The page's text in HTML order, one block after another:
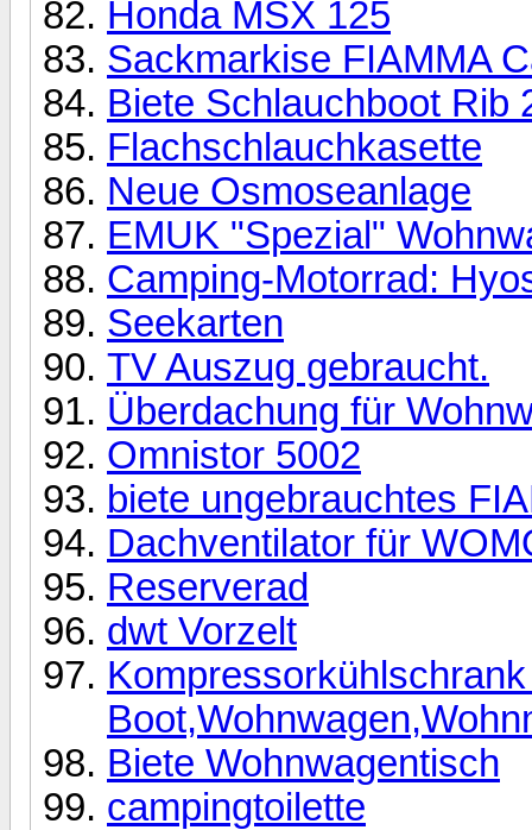
Honda MSX 125
Sackmarkise FIAMMA
Biete Schlauchboot Rib
Flachschlauchkasette
Neue Osmoseanlage
EMUK "Spezial"
Camping-Motorrad:
Seekarten
TV Auszug gebraucht.
Überdachung für
Omnistor 5002
biete ungebrauchtes
Dachventilator für
Reserverad
dwt Vorzelt
Biete Wohnwagentisch
campingtoilette